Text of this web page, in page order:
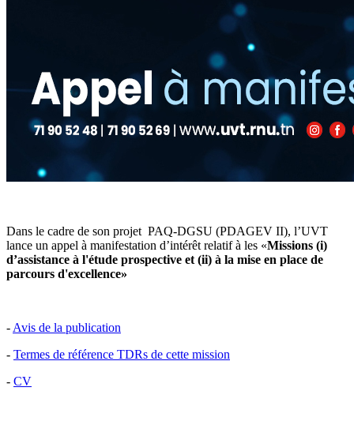
Dans le cadre de son projet PAQ-DGSU (PDAGEV II), l’UVT
lance un appel à manifestation d’intérêt relatif à les «Missions (i)
d’assistance à l'étude prospective et (ii) à la mise en place de
parcours d'excellence»
- Avis de la publication
- Termes de référence TDRs de cette mission
- CV